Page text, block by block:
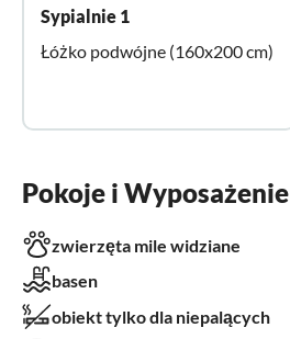
Sypialnie 1
Łóżko podwójne (160x200 cm)
Pokoje i Wyposażenie
zwierzęta mile widziane
basen
obiekt tylko dla niepalących